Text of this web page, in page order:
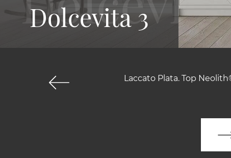
Laccato Plata. Top
Dolcevita 3